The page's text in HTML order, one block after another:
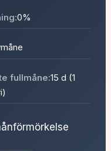
0%
fullmåne:15 d (1